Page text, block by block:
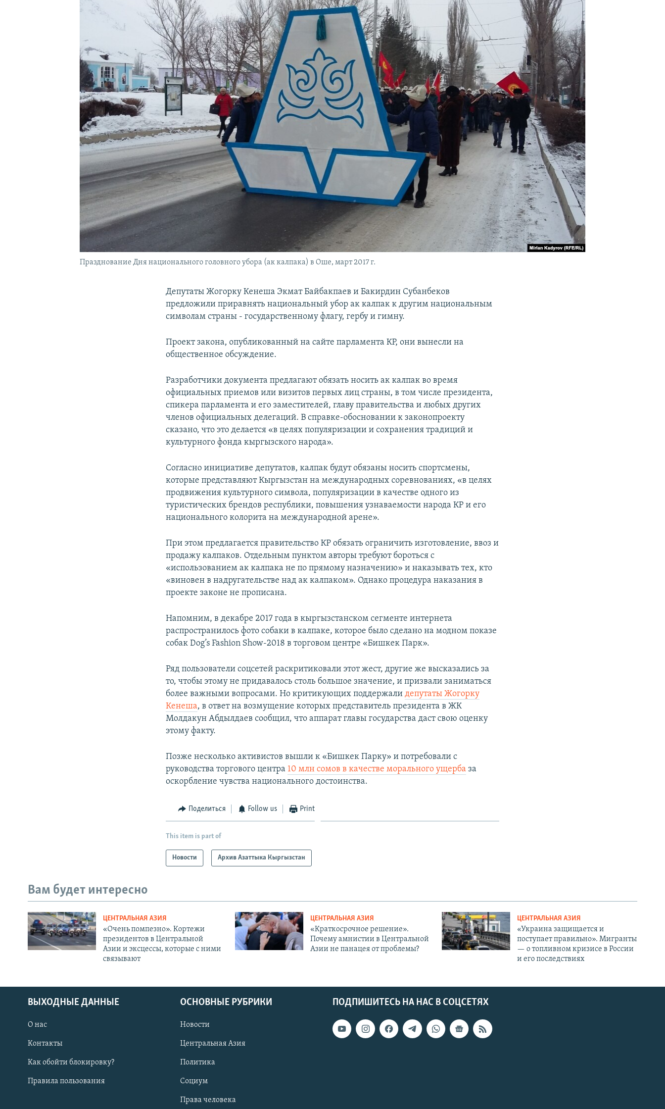
Празднование Дня национального головного убора (ак калпака) в Оше, март 2017 г.
Депутаты Жогорку Кенеша Экмат Байбакпаев и Бакирдин Субанбеков
предложили приравнять национальный убор ак калпак к другим национальным
символам страны - государственному флагу, гербу и гимну.
Проект закона, опубликованный на сайте парламента КР, они вынесли на
общественное обсуждение.
Разработчики документа предлагают обязать носить ак калпак во время
официальных приемов или визитов первых лиц страны, в том числе президента,
спикера парламента и его заместителей, главу правительства и любых других
членов официальных делегаций. В справке-обосновании к законопроекту
сказано, что это делается «в целях популяризации и сохранения традиций и
культурного фонда кыргызского народа».
Согласно инициативе депутатов, калпак будут обязаны носить спортсмены,
которые представляют Кыргызстан на международных соревнованиях, «в целях
продвижения культурного символа, популяризации в качестве одного из
туристических брендов республики, повышения узнаваемости народа КР и его
национального колорита на международной арене».
При этом предлагается правительство КР обязать ограничить изготовление, ввоз и
продажу калпаков. Отдельным пунктом авторы требуют бороться с
«использованием ак калпака не по прямому назначению» и наказывать тех, кто
«виновен в надругательстве над ак калпаком». Однако процедура наказания в
проекте законе не прописана.
Напомним, в декабре 2017 года в кыргызстанском сегменте интернета
распространилось фото собаки в калпаке, которое было сделано на модном показе
собак Dog’s Fashion Show-2018 в торговом центре «Бишкек Парк».
Ряд пользователи соцсетей раскритиковали этот жест, другие же высказались за
то, чтобы этому не придавалось столь большое значение, и призвали заниматься
более важными вопросами. Но критикующих поддержалидепутаты Жогорку
Кенеша, в ответ на возмущение которых представитель президента в ЖК
Молдакун Абдылдаев сообщил, что аппарат главы государства даст свою оценку
этому факту.
Позже несколько активистов вышли к «Бишкек Парку» и потребовали с
руководства торгового центра 10 млн сомов в качестве морального ущерба за
оскорбление чувства национального достоинства.
Поделиться Follow us Print
This item is part of
Новости Архив Азаттыка Кыргызстан
Вам будет интересно
ЦЕНТРАЛЬНАЯ АЗИЯ
«Очень помпезно». Кортежи
президентов в Центральной
Азии и эксцессы, которые с ними
связывают
ЦЕНТРАЛЬНАЯ АЗИЯ
«Краткосрочное решение».
Почему амнистии в Центральной
Азии не панацея от проблемы?
ЦЕНТРАЛЬНАЯ АЗИЯ
«Украина защищается и
поступает правильно». Мигранты
— о топливном кризисе в России
и его последствиях
ПОДПИШИТЕСЬ НА НАС В СОЦСЕТЯХ
ВЫХОДНЫЕ ДАННЫЕ
О нас
Контакты
Как обойти блокировку?
Правила пользования
ОСНОВНЫЕ РУБРИКИ
Новости
Центральная Азия
Политика
Социум
Права человека